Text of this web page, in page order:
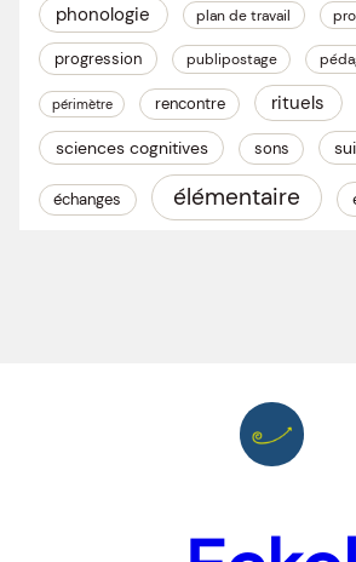
phonologie plan de travail
progression publipostage
périmètre rencontre rituels
sciences cognitives sons
échanges élémentaire